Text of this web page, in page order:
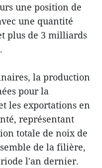
une position de
une quantité
plus de 3 milliards
la production
pour la
les exportations en
représentant
totale de noix de
de la filière,
l'an dernier.